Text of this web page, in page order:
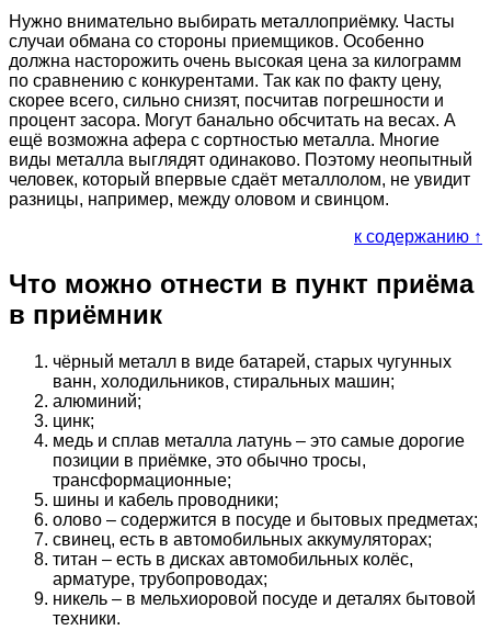
Нужно внимательно выбирать металлоприёмку. Часты
случаи обмана со стороны приемщиков. Особенно
должна насторожить очень высокая цена за килограмм
по сравнению с конкурентами. Так как по факту цену,
скорее всего, сильно снизят, посчитав погрешности и
процент засора. Могут банально обсчитать на весах. А
ещё возможна афера с сортностью металла. Многие
виды металла выглядят одинаково. Поэтому неопытный
человек, который впервые сдаёт металлолом, не увидит
разницы, например, между оловом и свинцом.
к содержанию ↑
Что можно отнести в пункт приёма
в приёмник
чёрный металл в виде батарей, старых чугунных
ванн, холодильников, стиральных машин;
алюминий;
цинк;
медь и сплав металла латунь – это самые дорогие
позиции в приёмке, это обычно тросы,
трансформационные;
шины и кабель проводники;
олово – содержится в посуде и бытовых предметах;
свинец, есть в автомобильных аккумуляторах;
титан – есть в дисках автомобильных колёс,
арматуре, трубопроводах;
никель – в мельхиоровой посуде и деталях бытовой
техники.